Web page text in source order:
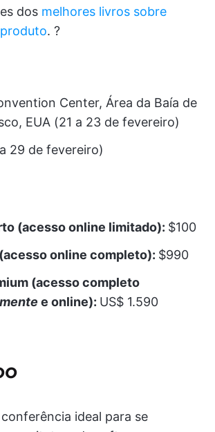
dos melhores livros sobre
. ?
Center, Área da Baía de
EUA (21 a 23 de fevereiro)
29 de fevereiro)
(acesso online limitado): $100
online completo): $990
(acesso completo
e online): US$ 1.590
conferência ideal para se